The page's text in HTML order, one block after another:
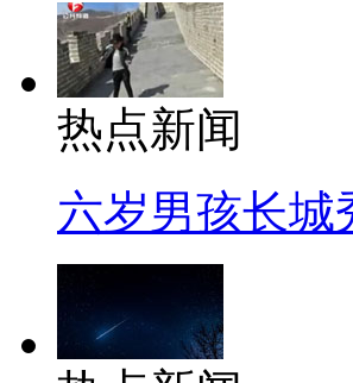
热点新闻
六岁男孩长城